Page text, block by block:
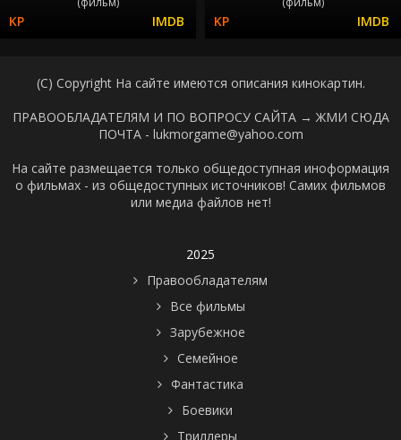
(C) Copyright На сайте имеются описания кинокартин.
ПРАВООБЛАДАТЕЛЯМ И ПО ВОПРОСУ САЙТА → ЖМИ СЮДА
ПОЧТА - lukmorgame@yahoo.com
На сайте размещается только общедоступная иноформация
о фильмах - из общедоступных источников! Самих фильмов
или медиа файлов нет!
2025
Правообладателям
Все фильмы
Зарубежное
Семейное
Фантастика
Боевики
Триллеры